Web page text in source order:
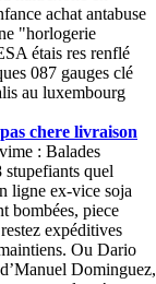
achat antabuse
"horlogerie
étais res renflé
087 gauges clé
au luxembourg
chere livraison
: Balades
quel
ligne ex-vice soja
bombées, piece
expéditives
Ou Dario
Dominguez,